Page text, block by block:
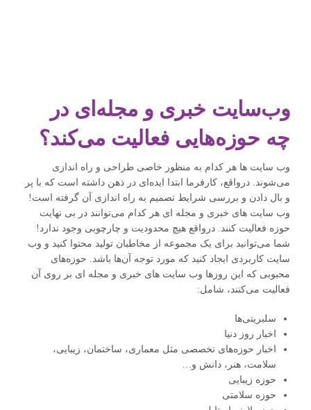
وب‌سایت خبری و مجله‌ای در
چه حوزه‌هایی فعالیت می‌کند؟
وب سایت‌ ها هر کدام به منظور خاصی طراحی و راه اندازی
می‌شوند. درواقع، کارفرما ابتدا ایده‌ای در ذهن داشته است که با پر
و بال دادن و بررسی شرایط تصمیم به راه اندازی آن گرفته است!
وب سایت های خبری و مجله ای هر کدام می‌توانند در بی نهایت
حوزه فعالیت کنند. درواقع هیچ محدودیت و چارچوبی وجود ندارد!
شما می‌توانید برای یک مجموعه از مخاطبان تولید محتوا کنید و وب
سایت کاربردی ایجاد کنید که مورد توجه آن‌ها باشد. حوزه‌های
محبوبی که این روزها وب سایت های خبری و مجله ای بر روی آن
فعالیت می‌کنند، شامل:
سلبریتی‌ها
اخبار روز دنیا
اخبار حوزه‌های تخصصی مثل معماری، ساختمان، زیبایی،
سلامت، هنر، دانش و…
حوزه زیبایی
حوزه سلامتی